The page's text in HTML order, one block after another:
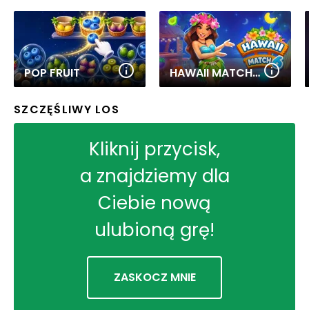
POP FRUIT HAWAII MATCH 6
SZCZĘŚLIWY LOS
Kliknij przycisk,
a znajdziemy dla
Ciebie nową
ulubioną grę!
ZASKOCZ MNIE